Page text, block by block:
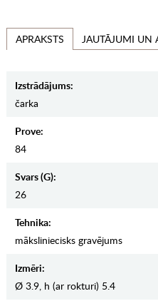
APRAKSTS JAUTĀJUMI UN
Izstrādājums:
čarka
Prove:
84
Svars (g):
26
Tehnika:
māksliniecisks gravējums
Izmēri:
Ø 3.9, h (ar rokturi) 5.4